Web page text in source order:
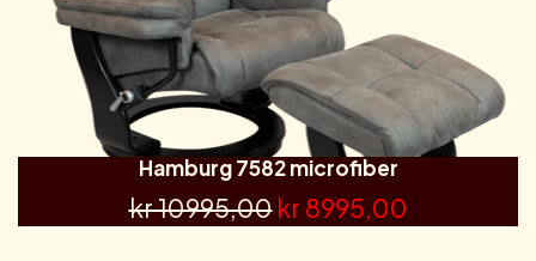
Hamburg 7582 microfiber
kr 10995,00 kr 8995,00